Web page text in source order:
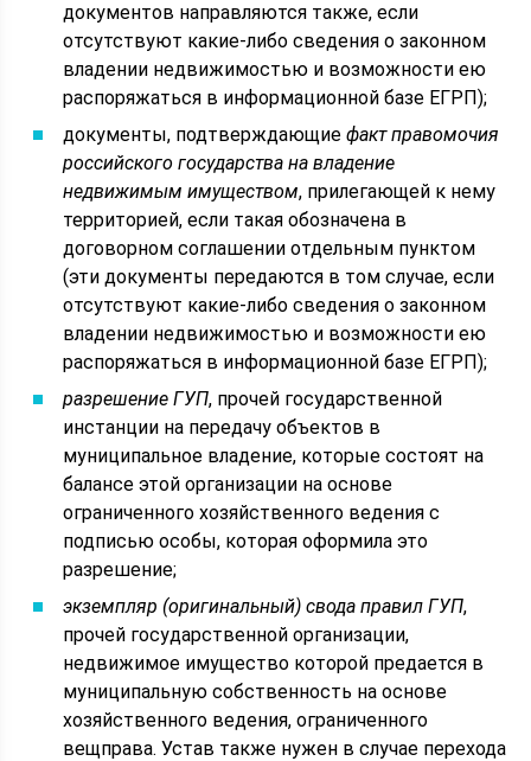
документов направляются также, если
отсутствуют какие-либо сведения о законном
владении недвижимостью и возможности ею
распоряжаться в информационной базе ЕГРП);
документы, подтверждающиефакт правомочия
российского государства на владение
недвижимым имуществом, прилегающей к нему
территорией, если такая обозначена в
договорном соглашении отдельным пунктом
(эти документы передаются в том случае, если
отсутствуют какие-либо сведения о законном
владении недвижимостью и возможности ею
распоряжаться в информационной базе ЕГРП);
разрешение ГУП, прочей государственной
инстанции на передачу объектов в
муниципальное владение, которые состоят на
балансе этой организации на основе
ограниченного хозяйственного ведения с
подписью особы, которая оформила это
разрешение;
экземпляр (оригинальный) свода правил ГУП,
прочей государственной организации,
недвижимое имущество которой предается в
муниципальную собственность на основе
хозяйственного ведения, ограниченного
вещправа. Устав также нужен в случае перехода